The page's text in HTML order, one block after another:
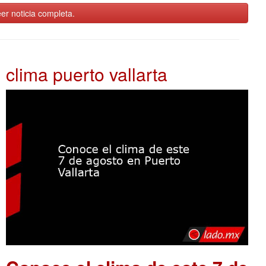
noticia completa.
clima puerto vallarta